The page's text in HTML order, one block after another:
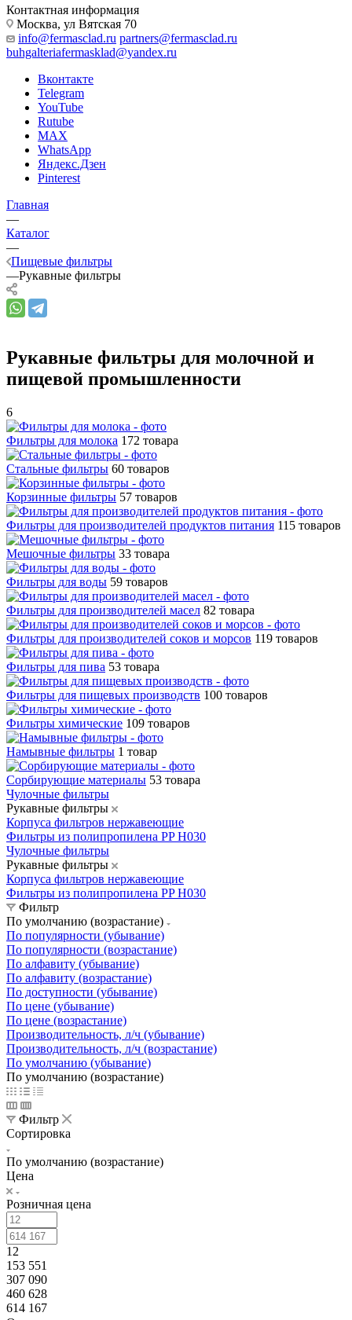
Контактная информация
Москва, ул Вятская 70
info@fermasclad.ru partners@fermasclad.ru
buhgalteriafermasklad@yandex.ru
Вконтакте
Telegram
YouTube
Rutube
MAX
WhatsApp
Яндекс.Дзен
Pinterest
Главная
—
Каталог
—
Пищевые фильтры
—Рукавные фильтры
Рукавные фильтры для молочной и
пищевой промышленности
6
Фильтры для молока 172 товара
Стальные фильтры 60 товаров
Корзинные фильтры 57 товаров
Фильтры для производителей продуктов питания 115 товаров
Мешочные фильтры 33 товара
Фильтры для воды 59 товаров
Фильтры для производителей масел 82 товара
Фильтры для производителей соков и морсов 119 товаров
Фильтры для пива 53 товара
Фильтры для пищевых производств 100 товаров
Фильтры химические 109 товаров
Намывные фильтры 1 товар
Сорбирующие материалы 53 товара
Чулочные фильтры
Рукавные фильтры
Корпуса фильтров нержавеющие
Фильтры из полипропилена PP H030
Чулочные фильтры
Рукавные фильтры
Корпуса фильтров нержавеющие
Фильтры из полипропилена PP H030
Фильтр
По умолчанию (возрастание)
По популярности (убывание)
По популярности (возрастание)
По алфавиту (убывание)
По алфавиту (возрастание)
По доступности (убывание)
По цене (убывание)
По цене (возрастание)
Производительность, л/ч (убывание)
Производительность, л/ч (возрастание)
По умолчанию (убывание)
По умолчанию (возрастание)
Фильтр
Сортировка
По умолчанию (возрастание)
Цена
Розничная цена
12
153 551
307 090
460 628
614 167